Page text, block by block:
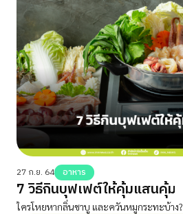
27 ก.ย. 64 อาหาร
7 วิธีกินบุฟเฟต์ให้คุ้มแสนคุ้ม
ใครโหยหากลิ่นชาบู และควันหมูกระทะบ้าง?